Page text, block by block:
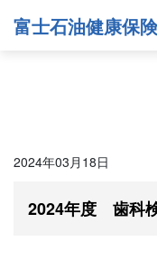
富士石油健康保
2024年03月18日
2024年度 歯科